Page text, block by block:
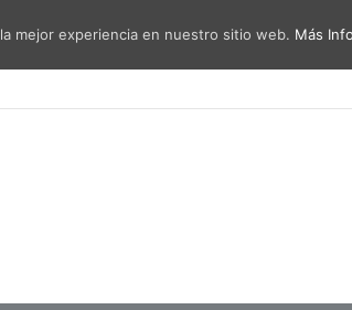
y vecinos por el ruido del
mejor experiencia en nuestro sitio web. Más